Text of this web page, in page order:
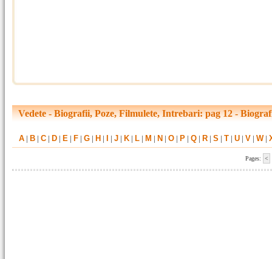
Vedete - Biografii, Poze, Filmulete, Intrebari: pag 12 -
A | B | C | D | E | F | G | H | | J | K | L | M | N | O | P | Q | R | S | T | U | V | W|
Pages: <